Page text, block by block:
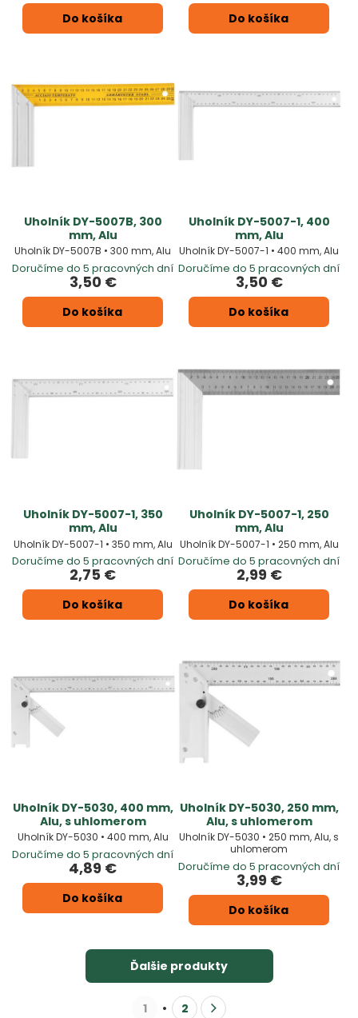
Do košíka Do košíka
Uholník DY-5007B, 300
mm, Alu
Uholník DY-5007B • 300 mm, Alu
Doručíme do 5 pracovných dní
3,50 €
Do košíka
Uholník DY-5007-1, 400
mm, Alu
Uholník DY-5007-1 • 400 mm, Alu
Doručíme do 5 pracovných dní
3,50 €
Do košíka
Uholník DY-5007-1, 350
mm, Alu
Uholník DY-5007-1 • 350 mm, Alu
Doručíme do 5 pracovných dní
2,75 €
Do košíka
Uholník DY-5007-1, 250
mm, Alu
Uholník DY-5007-1 • 250 mm, Alu
Doručíme do 5 pracovných dní
2,99 €
Do košíka
Uholník DY-5030, 400 mm,
Alu, s uhlomerom
Uholník DY-5030 • 400 mm, Alu
Doručíme do 5 pracovných dní
4,89 €
Do košíka
Uholník DY-5030, 250 mm,
Alu, s uhlomerom
Uholník DY-5030 • 250 mm, Alu, s
uhlomerom
Doručíme do 5 pracovných dní
3,99 €
Do košíka
Ďalšie produkty
1 2